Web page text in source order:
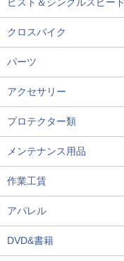
クロスバイク
パーツ
アクセサリー
プロテクター類
メンテナンス用品
作業工賃
アパレル
DVD&書籍